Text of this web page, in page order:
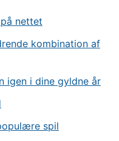
nettet
kombination af
igen i dine gyldne år
spil